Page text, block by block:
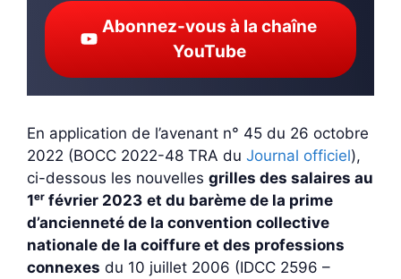
Abonnez-vous à la chaîne
YouTube
En application de l’avenant n° 45 du 26 octobre
2022 (BOCC 2022-48 TRA du Journal officiel),
ci-dessous les nouvelles grilles des salaires au
1ᵉʳ février 2023 et du barème de la prime
d’ancienneté de la convention collective
nationale de la coiffure et des professions
connexes du 10 juillet 2006 (IDCC 2596 –